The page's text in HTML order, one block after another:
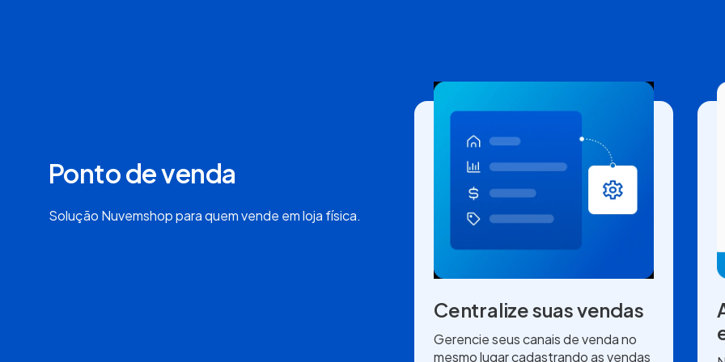
Ponto de venda
Solução Nuvemshop para quem vende em loja física.
Centralize suas vendas
Gerencie seus canais de venda no
mesmo lugar cadastrando as vendas